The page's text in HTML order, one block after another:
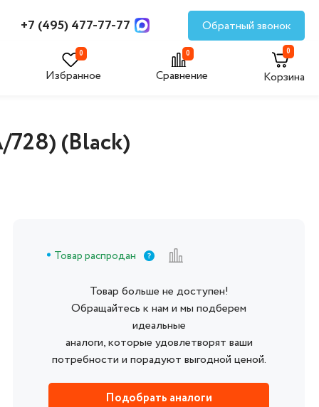
+7 (495) 477-77-77 Обратный звонок
0
Избранное
0
Сравнение
0
Корзина
728) (Black)
Товар распродан
Товар больше не доступен!
Обращайтесь к нам и мы подберем
идеальные
аналоги, которые удовлетворят ваши
потребности и порадуют выгодной ценой.
Подобрать аналоги